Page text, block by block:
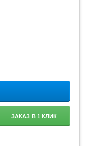
ЗАКАЗ В 1 КЛИК